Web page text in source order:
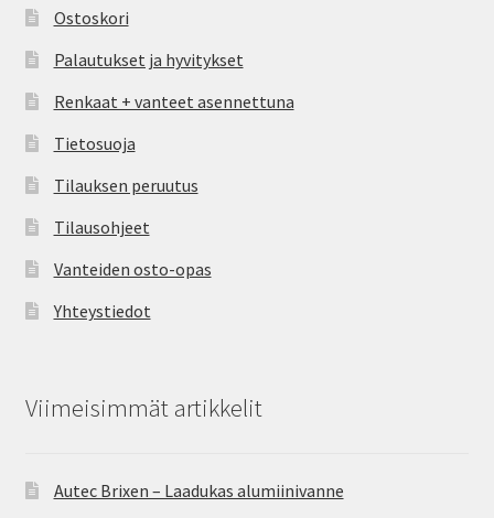
Ostoskori
Palautukset ja hyvitykset
Renkaat + vanteet asennettuna
Tietosuoja
Tilauksen peruutus
Tilausohjeet
Vanteiden osto-opas
Yhteystiedot
Viimeisimmät artikkelit
Autec Brixen – Laadukas alumiinivanne